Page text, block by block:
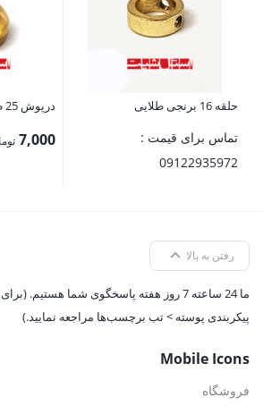
حلقه 16 برنجی طلایی
تماس برای قیمت :
09122935972
درپوش 25 طلایی استیل 304
7,000
رفتن به بالا
ما 24 ساعته 7 روز هفته پاسخگوی شما هستیم.
پیکربندی پوسته > تب برچسب‌ها مراجعه نمایید.)
Mobile Icons
فروشگاه